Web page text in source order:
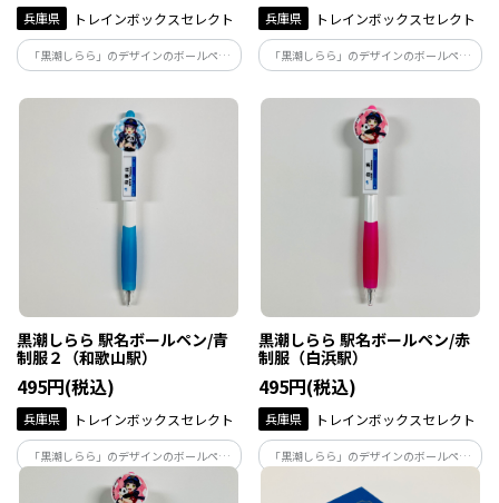
兵庫県 トレインボックスセレクト
「黒潮しらら」のデザインのボールペン
です。/青制服SD（白浜駅）※ボールペン
の芯は黒色です。
兵庫県 トレインボックスセレクト
「黒潮しらら」のデザインのボールペン
です。/青制服SD（和歌山駅）※ボールペ
ンの芯は黒色です。
黒潮しらら 駅名ボールペン/青
制服２（和歌山駅）
495円(税込)
兵庫県 トレインボックスセレクト
「黒潮しらら」のデザインのボールペン
です。/青制服２（和歌山駅）※ボールペ
ンの芯は黒色です。
黒潮しらら 駅名ボールペン/赤
制服（白浜駅）
495円(税込)
兵庫県 トレインボックスセレクト
「黒潮しらら」のデザインのボールペン
芯は黒色です。